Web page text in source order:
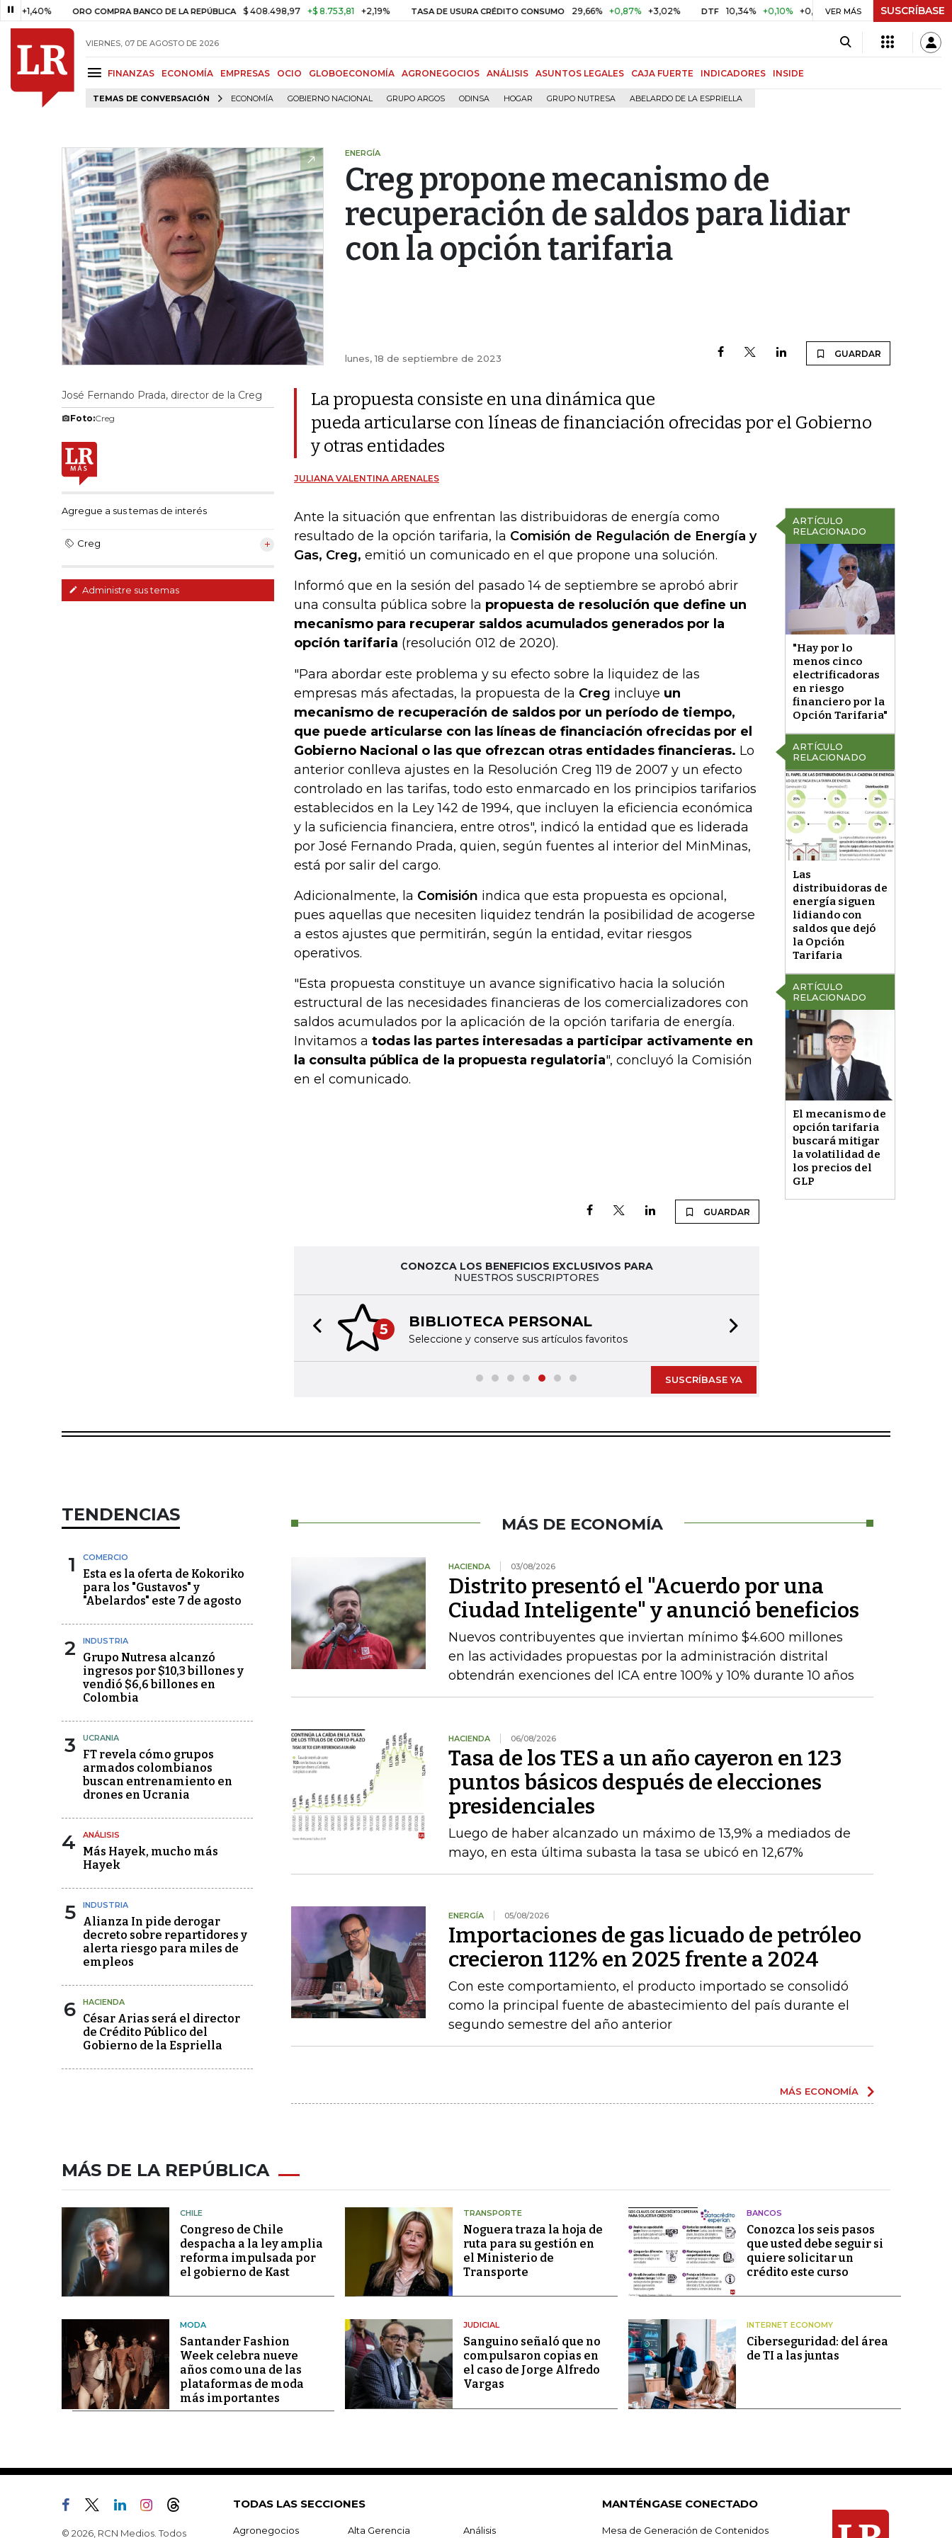
ORO COMPRA BANCO DE LA REPÚBLICA $ 408.498,97 +$ 8.753,81 +2,19% TASA DE USURA CRÉDITO CONSUMO 29,66% +0,87% +3,02% DTF 10,34% +0,10% +0,98% UVR $ 416,91 +$ 0,05 +0,01%
VER MÁS SUSCRÍBASE
VIERNES, 07 DE AGOSTO DE 2026
FINANZAS ECONOMÍA EMPRESAS OCIO GLOBOECONOMÍA AGRONEGOCIOS ANÁLISIS ASUNTOS LEGALES CAJA FUERTE INDICADORES INSIDE
TEMAS DE CONVERSACIÓN ECONOMÍA GOBIERNO NACIONAL GRUPO ARGOS ODINSA HOGAR GRUPO NUTRESA ABELARDO DE LA ESPRIELLA
ENERGÍA
Creg propone mecanismo de
recuperación de saldos para lidiar
con la opción tarifaria
lunes, 18 de septiembre de 2023 GUARDAR
José Fernando Prada, director de la Creg
Foto:Creg
Agregue a sus temas de interés
Creg
Administre sus temas
La propuesta consiste en una dinámica que
pueda articularse con líneas de financiación ofrecidas por el Gobierno
y otras entidades
JULIANA VALENTINA ARENALES
ARTÍCULO
RELACIONADO
"Hay por lo
menos cinco
electrificadoras
en riesgo
financiero por la
Opción Tarifaria"
Ante la situación que enfrentan las distribuidoras de energía como
resultado de la opción tarifaria, la Comisión de Regulación de Energía y
Gas, Creg, emitió un comunicado en el que propone una solución.
Informó que en la sesión del pasado 14 de septiembre se aprobó abrir
una consulta pública sobre la propuesta de resolución que define un
mecanismo para recuperar saldos acumulados generados por la
opción tarifaria (resolución 012 de 2020).
ARTÍCULO
RELACIONADO
Las
distribuidoras de
energía siguen
lidiando con
saldos que dejó
la Opción
Tarifaria
"Para abordar este problema y su efecto sobre la liquidez de las
empresas más afectadas, la propuesta de la Creg incluye un
mecanismo de recuperación de saldos por un período de tiempo,
que puede articularse con las líneas de financiación ofrecidas por el
Gobierno Nacional o las que ofrezcan otras entidades financieras. Lo
anterior conlleva ajustes en la Resolución Creg 119 de 2007 y un efecto
controlado en las tarifas, todo esto enmarcado en los principios tarifarios
establecidos en la Ley 142 de 1994, que incluyen la eficiencia económica
y la suficiencia financiera, entre otros", indicó la entidad que es liderada
por José Fernando Prada, quien, según fuentes al interior del MinMinas,
está por salir del cargo.
ARTÍCULO
RELACIONADO
El mecanismo de
opción tarifaria
buscará mitigar
la volatilidad de
los precios del
GLP
Adicionalmente, la Comisión indica que esta propuesta es opcional,
pues aquellas que necesiten liquidez tendrán la posibilidad de acogerse
a estos ajustes que permitirán, según la entidad, evitar riesgos
operativos.
"Esta propuesta constituye un avance significativo hacia la solución
estructural de las necesidades financieras de los comercializadores con
saldos acumulados por la aplicación de la opción tarifaria de energía.
Invitamos a todas las partes interesadas a participar activamente en
la consulta pública de la propuesta regulatoria", concluyó la Comisión
en el comunicado.
GUARDAR
CONOZCA LOS BENEFICIOS EXCLUSIVOS PARA
NUESTROS SUSCRIPTORES
5 BIBLIOTECA PERSONAL
Seleccione y conserve sus artículos favoritos
Previous slide
SUSCRÍBASE YA
TENDENCIAS
1 COMERCIO
Esta es la oferta de Kokoriko
para los "Gustavos" y
"Abelardos" este 7 de agosto
2 INDUSTRIA
Grupo Nutresa alcanzó
ingresos por $10,3 billones y
vendió $6,6 billones en
Colombia
3 UCRANIA
FT revela cómo grupos
armados colombianos
buscan entrenamiento en
drones en Ucrania
4 ANÁLISIS
Más Hayek, mucho más
Hayek
5 INDUSTRIA
Alianza In pide derogar
decreto sobre repartidores y
alerta riesgo para miles de
empleos
6 HACIENDA
César Arias será el director
de Crédito Público del
Gobierno de la Espriella
MÁS DE ECONOMÍA
HACIENDA 03/08/2026
Distrito presentó el "Acuerdo por una
Ciudad Inteligente" y anunció beneficios
Nuevos contribuyentes que inviertan mínimo $4.600 millones
en las actividades propuestas por la administración distrital
obtendrán exenciones del ICA entre 100% y 10% durante 10 años
HACIENDA 06/08/2026
Tasa de los TES a un año cayeron en 123
puntos básicos después de elecciones
presidenciales
Luego de haber alcanzado un máximo de 13,9% a mediados de
mayo, en esta última subasta la tasa se ubicó en 12,67%
ENERGÍA 05/08/2026
Importaciones de gas licuado de petróleo
crecieron 112% en 2025 frente a 2024
Con este comportamiento, el producto importado se consolidó
como la principal fuente de abastecimiento del país durante el
segundo semestre del año anterior
MÁS ECONOMÍA
MÁS DE LA REPÚBLICA
CHILE
Congreso de Chile
despacha a la ley amplia
reforma impulsada por
el gobierno de Kast
TRANSPORTE
Noguera traza la hoja de
ruta para su gestión en
el Ministerio de
Transporte
BANCOS
Conozca los seis pasos
que usted debe seguir si
quiere solicitar un
crédito este curso
MODA
Santander Fashion
Week celebra nueve
años como una de las
plataformas de moda
más importantes
JUDICIAL
Sanguino señaló que no
compulsaron copias en
el caso de Jorge Alfredo
Vargas
INTERNET ECONOMY
Ciberseguridad: del área
de TI a las juntas
© 2026, RCN Medios. Todos
TODAS LAS SECCIONES
Agronegocios Alta Gerencia Análisis
MANTÉNGASE CONECTADO
Mesa de Generación de Contenidos